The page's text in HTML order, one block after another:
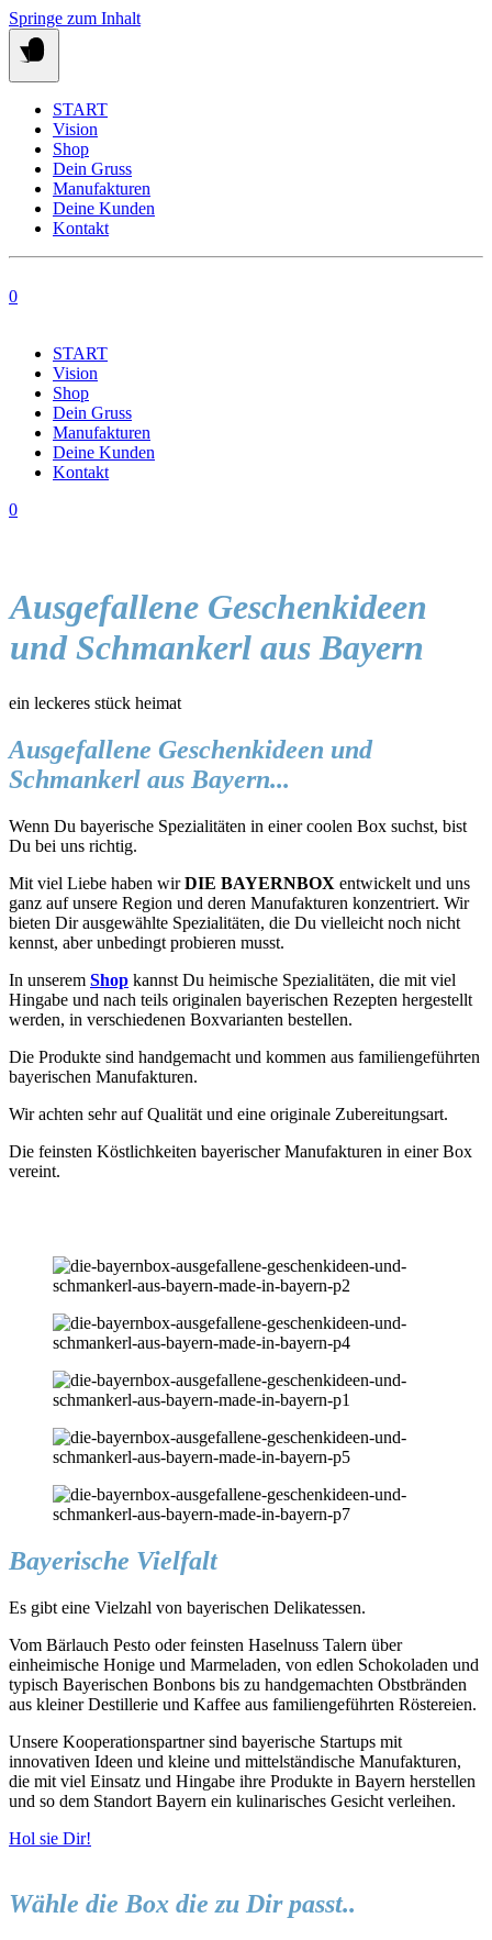
Springe zum Inhalt
START
Vision
Shop
Dein Gruss
Manufakturen
Deine Kunden
Kontakt
0
START
Vision
Shop
Dein Gruss
Manufakturen
Deine Kunden
Kontakt
0
Ausgefallene Geschenkideen
und Schmankerl aus Bayern
ein leckeres stück heimat
Ausgefallene Geschenkideen und
Schmankerl aus Bayern...
Wenn Du bayerische Spezialitäten in einer coolen Box suchst, bist
Du bei uns richtig.
Mit viel Liebe haben wirDIE BAYERNBOX entwickelt und uns
ganz auf unsere Region und deren Manufakturen konzentriert. Wir
bieten Dir ausgewählte Spezialitäten, die Du vielleicht noch nicht
kennst, aber unbedingt probieren musst.
In unserem Shop kannst Du heimische Spezialitäten, die mit viel
Hingabe und nach teils originalen bayerischen Rezepten hergestellt
werden, in verschiedenen Boxvarianten bestellen.
Die Produkte sind handgemacht und kommen aus familiengeführten
bayerischen Manufakturen.
Wir achten sehr auf Qualität und eine originale Zubereitungsart.
Die feinsten Köstlichkeiten bayerischer Manufakturen in einer Box
vereint.
Bayerische Vielfalt
Es gibt eine Vielzahl von bayerischen Delikatessen.
Vom Bärlauch Pesto oder feinsten Haselnuss Talern über
einheimische Honige und Marmeladen, von edlen Schokoladen und
typisch Bayerischen Bonbons bis zu handgemachten Obstbränden
aus kleiner Destillerie und Kaffee aus familiengeführten Röstereien.
Unsere Kooperationspartner sind bayerische Startups mit
innovativen Ideen und kleine und mittelständische Manufakturen,
die mit viel Einsatz und Hingabe ihre Produkte in Bayern herstellen
und so dem Standort Bayern ein kulinarisches Gesicht verleihen.
Hol sie Dir!
Wähle die Box die zu Dir passt..